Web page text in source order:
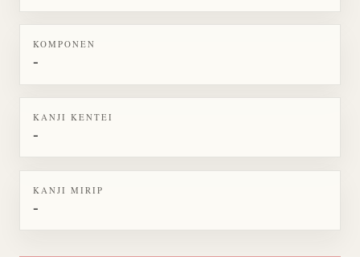
KOMPONEN
-
KANJI KENTEI
-
KANJI MIRIP
-